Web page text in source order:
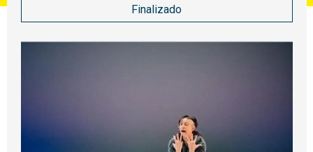
Finalizado